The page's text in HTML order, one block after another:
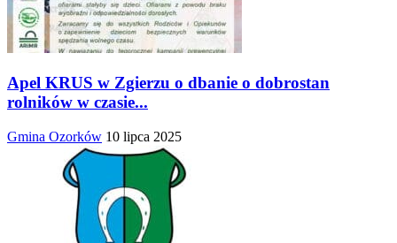
Apel KRUS w Zgierzu o dbanie o dobrostan
rolników w czasie...
Gmina Ozorków 10 lipca 2025